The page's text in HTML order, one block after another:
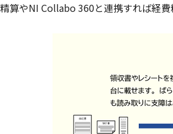
算やNI Collabo 360と連携すれば経費